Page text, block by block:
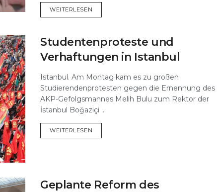
WEITERLESEN
Studentenproteste und
Verhaftungen in Istanbul
Istanbul. Am Montag kam es zu großen
Studierendenprotesten gegen die Ernennung des
AKP-Gefolgsmannes Melih Bulu zum Rektor der
İstanbul Boğaziçi ...
WEITERLESEN
Geplante Reform des